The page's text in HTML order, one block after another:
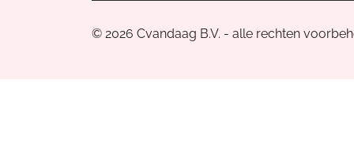
© 2026 Cvandaag B.V. - alle rechten